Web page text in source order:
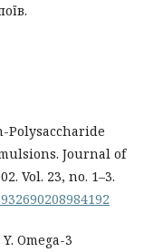
Polysaccharide
Journal of
Vol. 23, no. 1–3.
Omega-3